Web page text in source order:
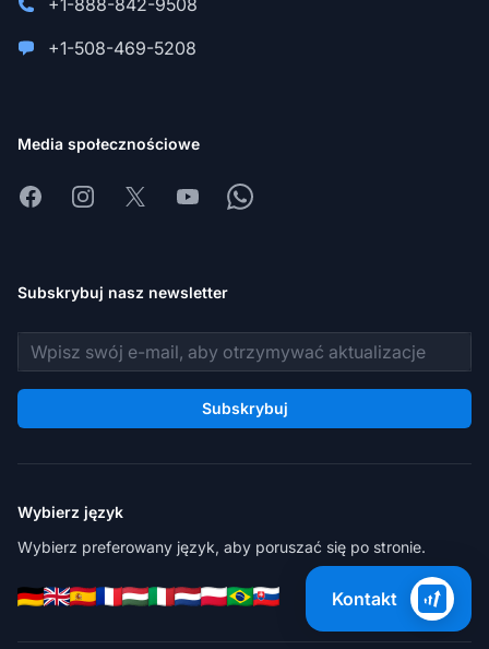
+1-888-842-9508
+1-508-469-5208
Media społecznościowe
FacebookInstagram
X YoutubeWhatsapp
Subskrybuj nasz newsletter
Adres e-mail
Subskrybuj
Wybierz język
Wybierz preferowany język, aby poruszać się po stronie.
Kontakt